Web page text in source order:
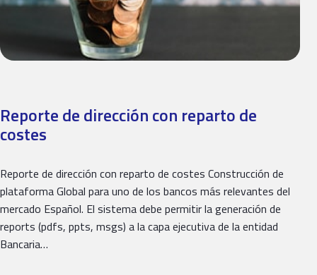
Reporte de dirección con reparto de
costes
Reporte de dirección con reparto de costes Construcción de
plataforma Global para uno de los bancos más relevantes del
mercado Español. El sistema debe permitir la generación de
reports (pdfs, ppts, msgs) a la capa ejecutiva de la entidad
Bancaria…